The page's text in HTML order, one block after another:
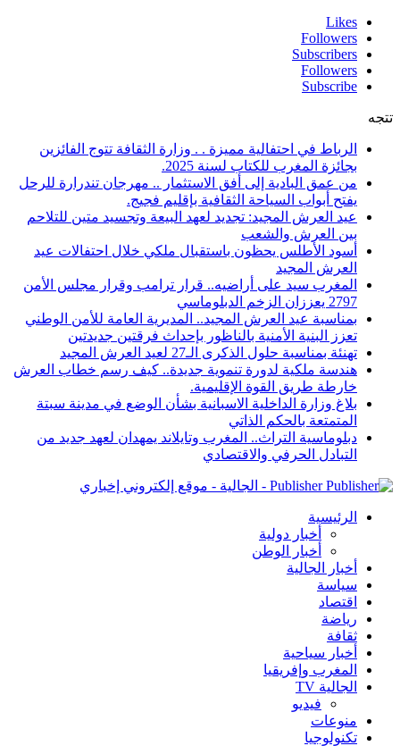
Likes
Followers
Subscribers
Followers
Subscribe
تتجه
الرباط في احتفالية مميزة . . وزارة الثقافة تتوج الفائزين
بجائزة المغرب للكتاب لسنة 2025.
من عمق البادية إلى أفق الاستثمار .. مهرجان تندرارة للرحل
يفتح أبواب السياحة الثقافية بإقليم فجيج.
عيد العرش المجيد: تجديد لعهد البيعة وتجسيد متين للتلاحم
بين العرش والشعب
أسود الأطلس يحظون باستقبال ملكي خلال احتفالات عيد
العرش المجيد
المغرب سيد على أراضيه.. قرار ترامب وقرار مجلس الأمن
2797 يعززان الزخم الدبلوماسي
بمناسبة عيد العرش المجيد.. المديرية العامة للأمن الوطني
تعزز البنية الأمنية بالناظور بإحداث فرقتين جديدتين
تهنئة بمناسبة حلول الذكرى الـ27 لعيد العرش المجيد
هندسة ملكية لدورة تنموية جديدة.. كيف رسم خطاب العرش
خارطة طريق القوة الإقليمية.
بلاغ وزارة الداخلية الاسبانية بشأن الوضع في مدينة سبتة
المتمتعة بالحكم الذاتي
دبلوماسية التراث.. المغرب وتايلاند يمهدان لعهد جديد من
التبادل الحرفي والاقتصادي
Publisher - الجالية - موقع إلكتروني إخباري
الرئيسية
أخبار دولية
أخبار الوطن
أخبار الجالية
سياسة
اقتصاد
رياضة
ثقافة
أخبار سياحية
المغرب وإفريقيا
الجالية TV
فيديو
منوعات
تكنولوجيا